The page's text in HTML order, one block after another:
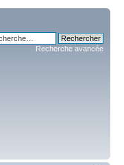
Recherche avancée